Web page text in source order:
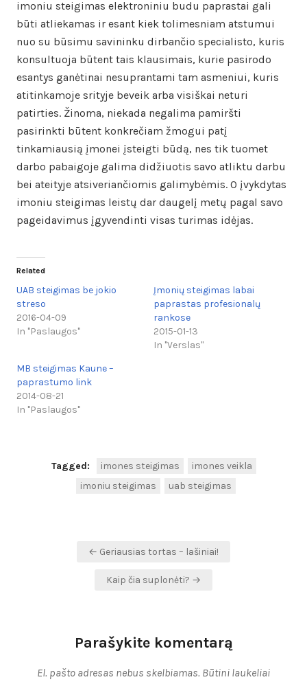
imoniu steigimas elektroniniu budu paprastai gali
būti atliekamas ir esant kiek tolimesniam atstumui
nuo su būsimu savininku dirbančio specialisto, kuris
konsultuoja būtent tais klausimais, kurie pasirodo
esantys ganėtinai nesuprantami tam asmeniui, kuris
atitinkamoje srityje beveik arba visiškai neturi
patirties. Žinoma, niekada negalima pamiršti
pasirinkti būtent konkrečiam žmogui patį
tinkamiausią įmonei įsteigti būdą, nes tik tuomet
darbo pabaigoje galima didžiuotis savo atliktu darbu
bei ateityje atsiveriančiomis galimybėmis. O įvykdytas
imoniu steigimas leistų dar daugelį metų pagal savo
pageidavimus įgyvendinti visas turimas idėjas.
Related
UAB steigimas be jokio
streso
2016-04-09
In "Paslaugos"
Įmonių steigimas labai
paprastas profesionalų
rankose
2015-01-13
In "Verslas"
MB steigimas Kaune –
paprastumo link
2014-08-21
In "Paslaugos"
Tagged: imones steigimas
imones veikla
imoniu steigimas
uab steigimas
Navigacija← Geriausias tortas – lašiniai!
Kaip čia suplonėti? →
Parašykite komentarą
El. pašto adresas nebus skelbiamas. Būtini laukeliai